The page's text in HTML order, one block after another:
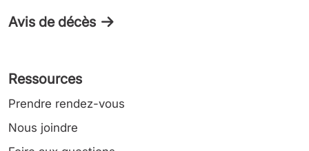
Avis de décès
Ressources
Prendre rendez-vous
Nous joindre